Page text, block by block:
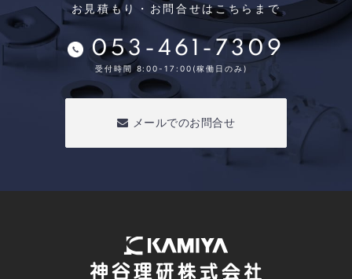
お見積もり・お問合せはこちらまで
053-461-7309
受付時間 8:00-17:00(稼働日のみ)
メールでのお問合せ